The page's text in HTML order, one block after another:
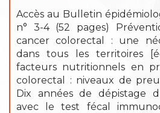
Accès au Bulletin
n° 3-4 (52 pages)
cancer colorectal : une
dans tous les territoires
facteurs nutritionnels en
colorectal : niveaux de
Dix années de dépistage
avec le test fécal